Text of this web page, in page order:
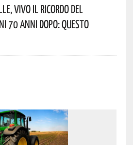
Vivo Il Ricordo Del
70 Anni Dopo: Questo